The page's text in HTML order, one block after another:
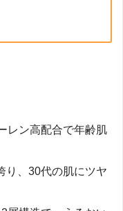
レン高配合で年齢肌
り、30代の肌にツヤ